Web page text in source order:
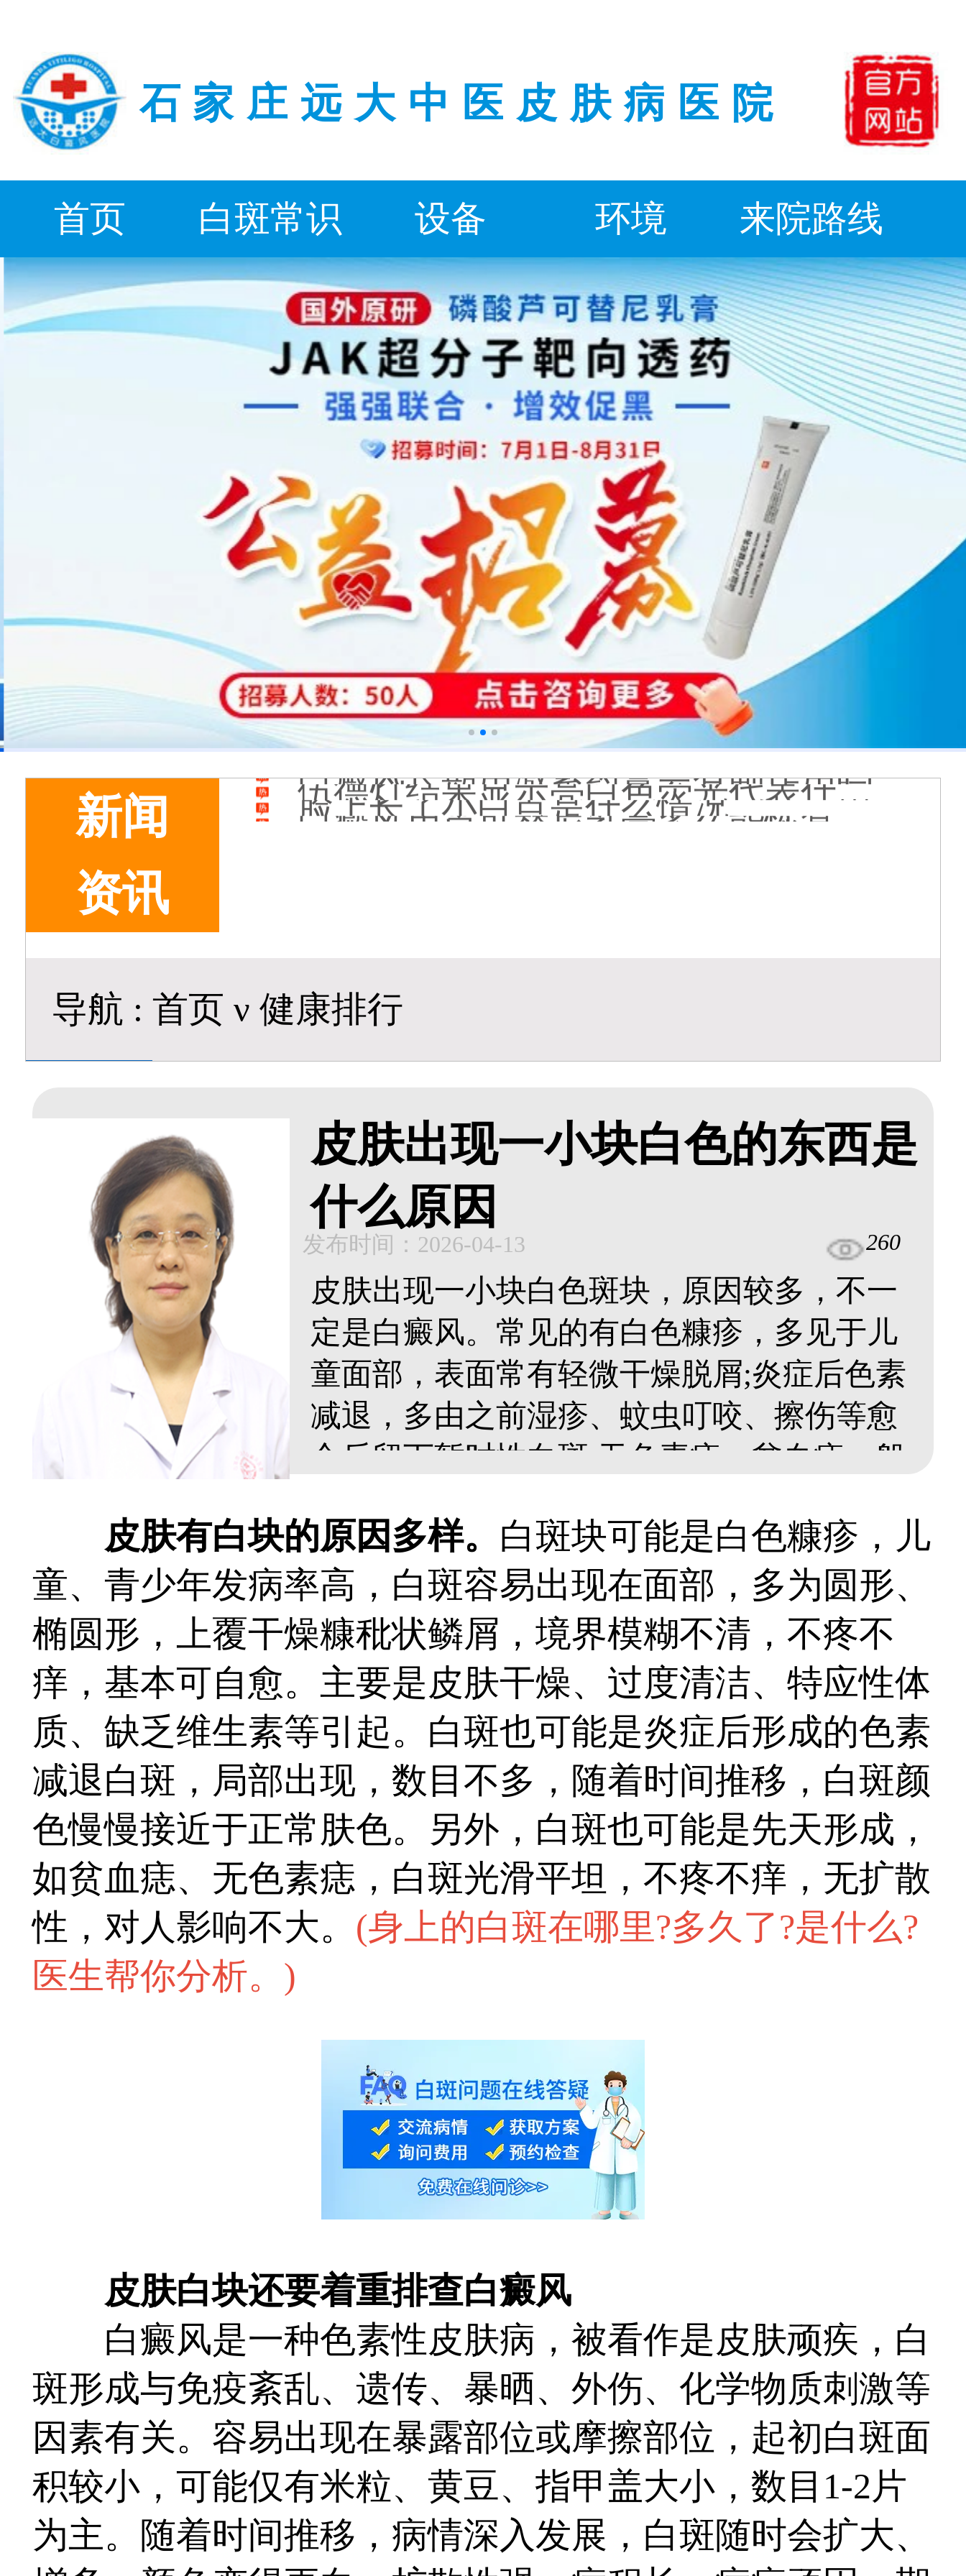
石家庄远大中医皮肤病医院
首页 白斑常识 设备 环境 来院路线
新闻
资讯
补骨脂泡酒真能治白癜风吗 有没有副作用
伍德灯下白斑比肉眼看到的更大正常吗
儿童下巴长小白点是什么原因
芦可替尼和他克莫司哪个治白癜风好
皮肤ct检测白斑对治疗有什么作用
白斑摸着光滑边界清晰有可能是哪种皮肤病
白癜风长期用激素药膏会有副作用吗
伍德灯结果显示亮白色荧光代表什么意思
脸上长了小白点是什么情况
白癜风用芦可替尼乳膏多久能恢复正常色
导航 : 首页 ν 健康排行
皮肤出现一小块白色的东西是
什么原因
发布时间：2026-04-13 260
皮肤出现一小块白色斑块，原因较多，不一
定是白癜风。常见的有白色糠疹，多见于儿
童面部，表面常有轻微干燥脱屑;炎症后色素
减退，多由之前湿疹、蚊虫叮咬、擦伤等愈
合后留下暂时性白斑;无色素痣、贫血痣一般
表面光滑无屑、有扩散性。为了准确诊断白
斑是什么，分析成因，可前往医院做伍德
灯、三维皮肤ct检查，降低误诊误治几率。...
皮肤有白块的原因多样。 白斑块可能是白色糠疹，儿
童、青少年发病率高，白斑容易出现在面部，多为圆形、
椭圆形，上覆干燥糠秕状鳞屑，境界模糊不清，不疼不
痒，基本可自愈。主要是皮肤干燥、过度清洁、特应性体
质、缺乏维生素等引起。白斑也可能是炎症后形成的色素
减退白斑，局部出现，数目不多，随着时间推移，白斑颜
色慢慢接近于正常肤色。另外，白斑也可能是先天形成，
如贫血痣、无色素痣，白斑光滑平坦，不疼不痒，无扩散
性，对人影响不大。 (身上的白斑在哪里?多久了?是什么?
医生帮你分析。 )
皮肤白块还要着重排查白癜风
白癜风是一种色素性皮肤病，被看作是皮肤顽疾，白
斑形成与免疫紊乱、遗传、暴晒、外伤、化学物质刺激等
因素有关。容易出现在暴露部位或摩擦部位，起初白斑面
积较小，可能仅有米粒、黄豆、指甲盖大小，数目1-2片
为主。随着时间推移，病情深入发展，白斑随时会扩大、